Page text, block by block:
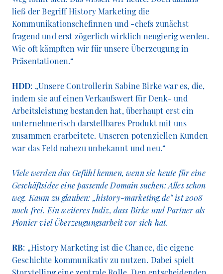
ließ der Begriff History Marketing die
Kommunikationschefinnen und -chefs zunächst
fragend und erst zögerlich wirklich neugierig werden.
Wie oft kämpften wir für unsere Überzeugung in
Präsentationen.“
HDD: „Unsere Controllerin Sabine Birke war es, die,
indem sie auf einen Verkaufswert für Denk- und
Arbeitsleistung bestanden hat, überhaupt erst ein
unternehmerisch darstellbares Produkt mit uns
zusammen erarbeitete. Unseren potenziellen Kunden
war das Feld nahezu unbekannt und neu.“
Viele werden das Gefühl kennen, wenn sie heute für eine
Geschäftsidee eine passende Domain suchen: Alles schon
weg. Kaum zu glauben: „history-marketing.de“ ist 2008
noch frei. Ein weiteres Indiz, dass Birke und Partner als
Pionier viel Überzeugungsarbeit vor sich hat.
RB: „History Marketing ist die Chance, die eigene
Geschichte kommunikativ zu nutzen. Dabei spielt